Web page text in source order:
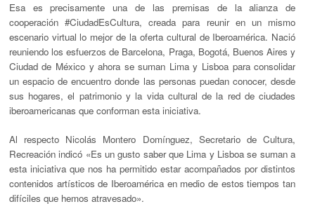
Esa es precisamente una de las premisas de la alianza de
cooperación #CiudadEsCultura,creada para reunir en un mismo
escenario virtual lo mejor de la oferta cultural de Iberoamérica. Nació
reuniendo los esfuerzos de Barcelona, Praga, Bogotá, Buenos Aires y
Ciudad de México y ahora se suman Lima y Lisboa para consolidar
un espacio de encuentro donde las personas puedan conocer, desde
sus hogares, el patrimonio y la vida cultural de la red de ciudades
iberoamericanas que conforman esta iniciativa.
Al respecto Nicolás Montero Domínguez, Secretario de Cultura,
Recreación indicó «Es un gusto saber que Lima y Lisboa se suman a
esta iniciativa que nos ha permitido estar acompañados por distintos
contenidos artísticos de Iberoamérica en medio de estos tiempos tan
difíciles que hemos atravesado».